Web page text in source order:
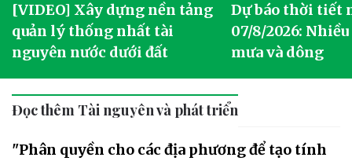
[VIDEO] Xây dựng nền tảng
quản lý thống nhất tài
nguyên nước dưới đất
Dự báo thời tiết
07/8/2026:
mưa và dông
Đọc thêm Tài nguyên và phát triển
"Phân quyền cho các địa phương để tạo tính